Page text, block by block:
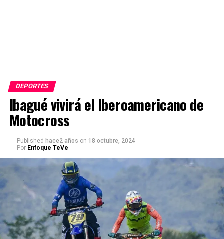
DEPORTES
Ibagué vivirá el Iberoamericano de
Motocross
Published hace2 años on 18 octubre, 2024
Por Enfoque TeVe